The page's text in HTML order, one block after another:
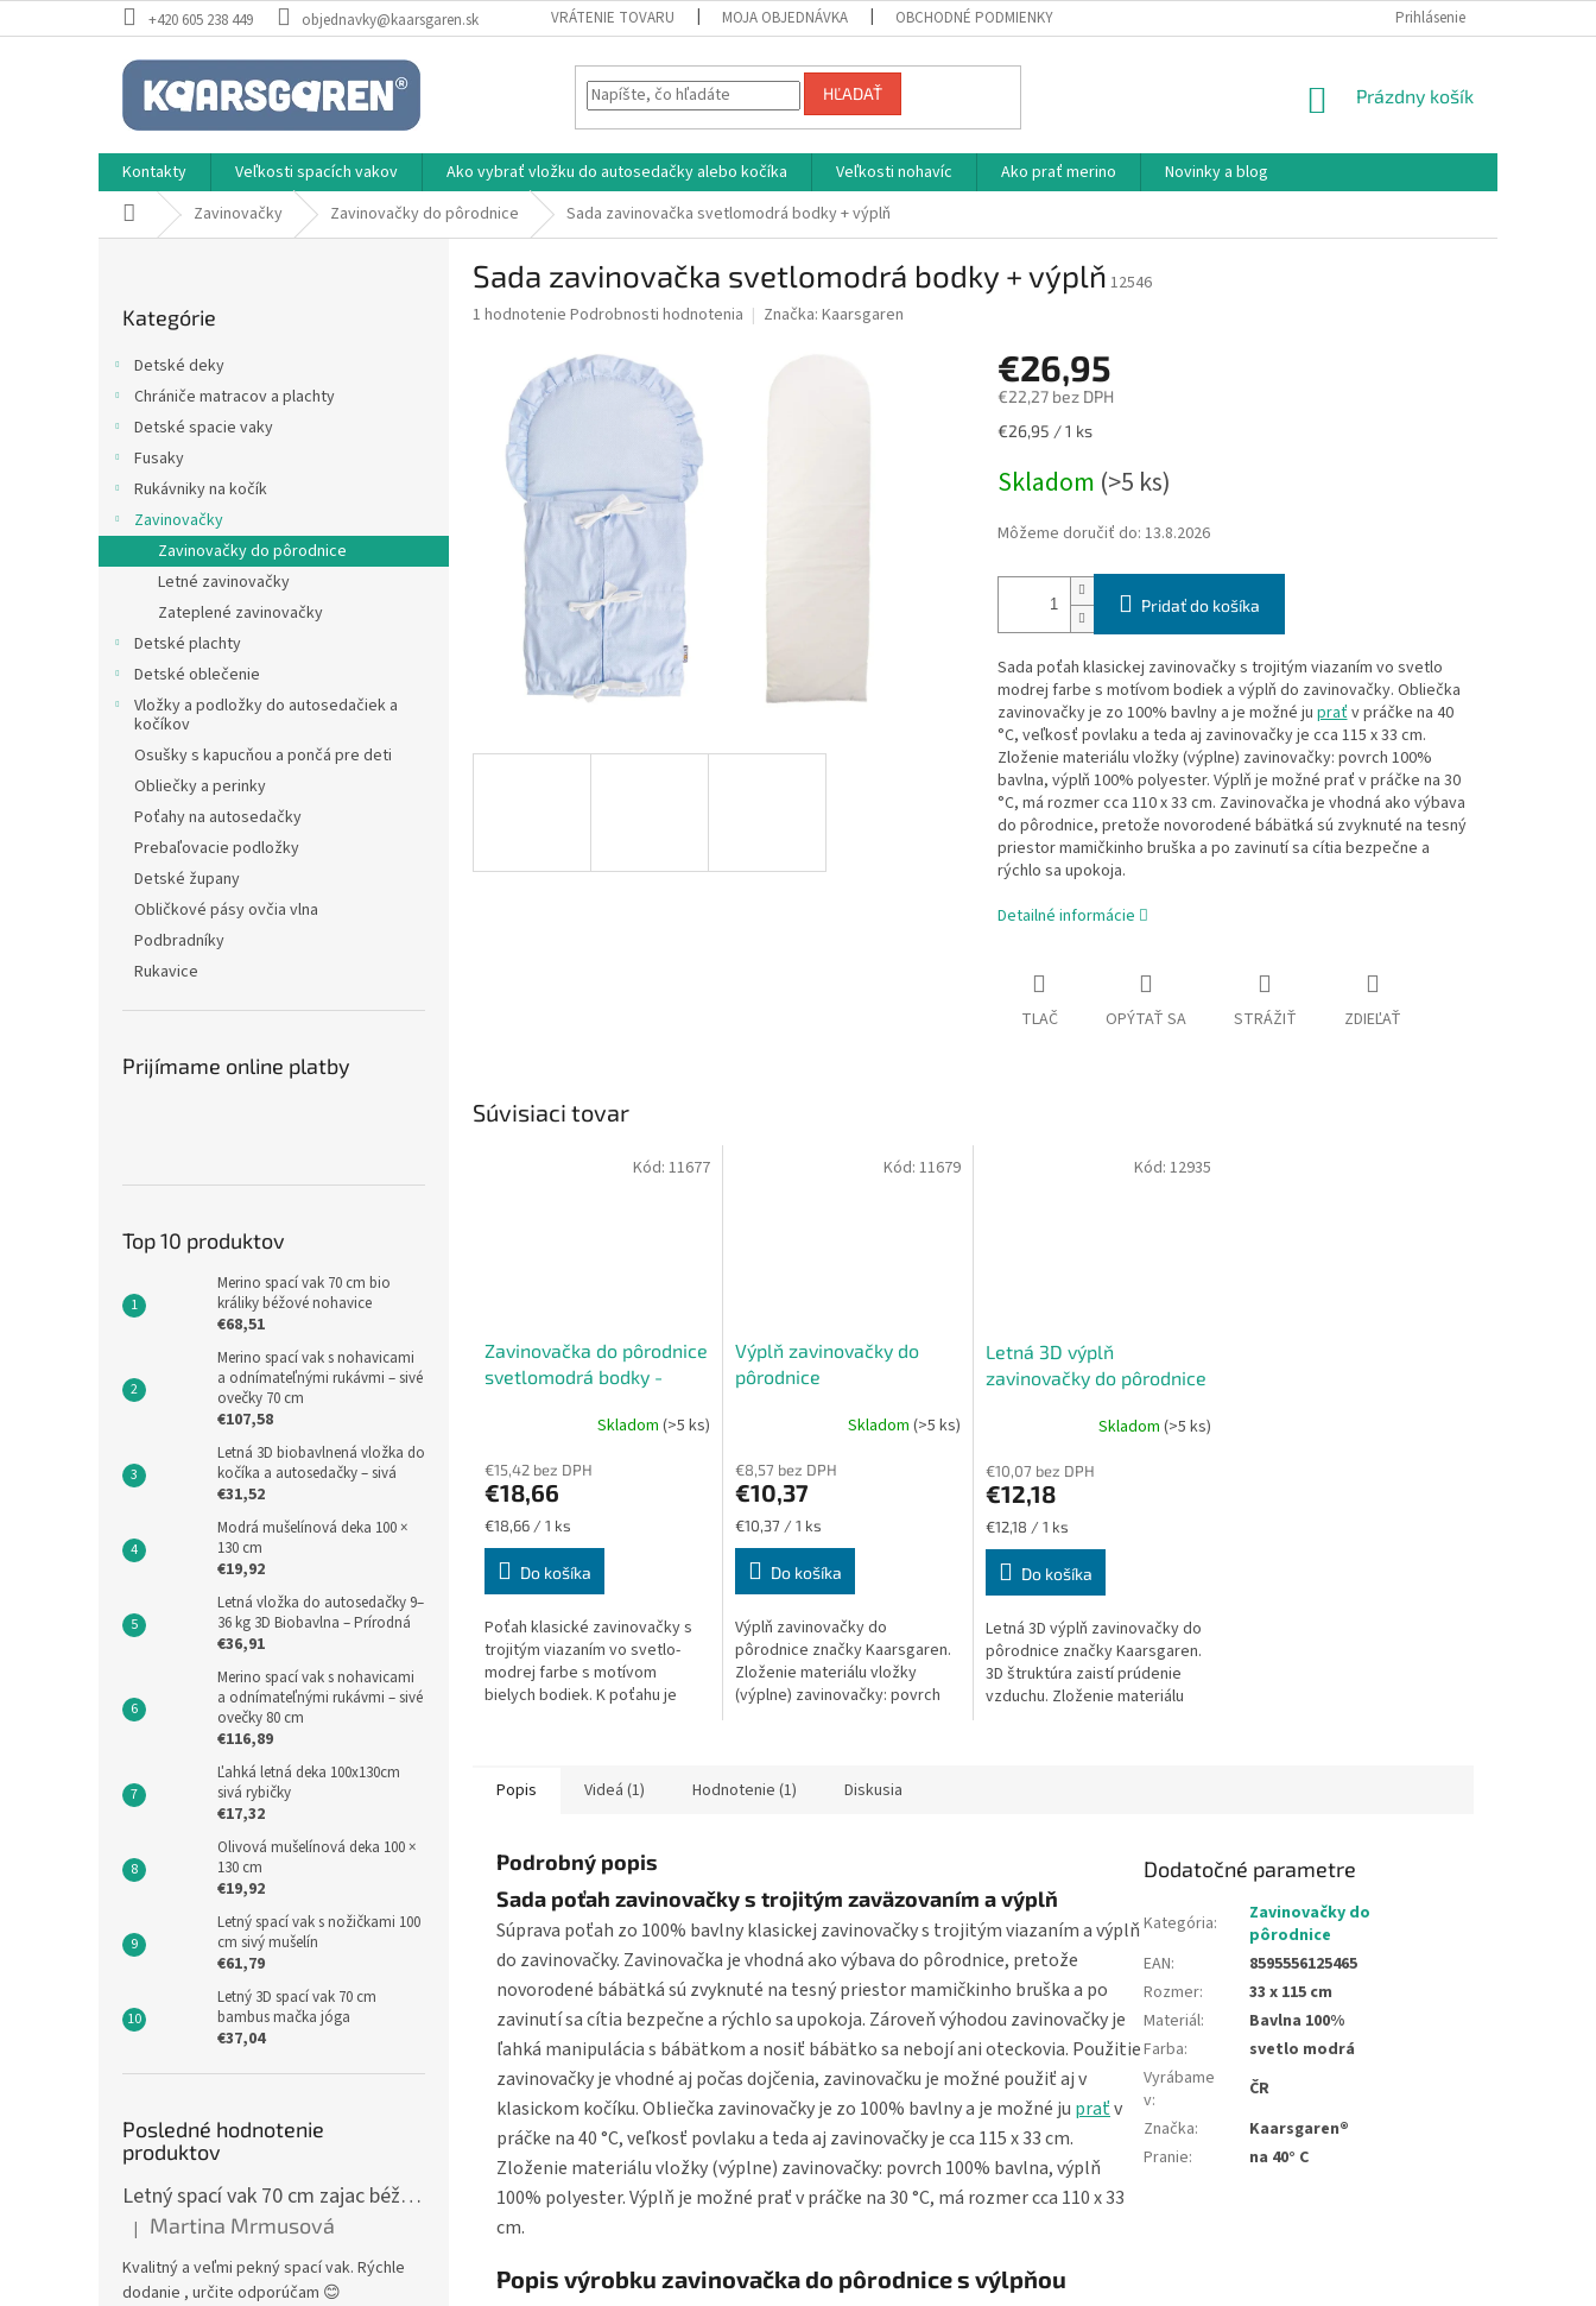
na
+420 605 238 449 objednavky@kaarsgaren.sk VRÁTENIE TOVARU MOJA OBJEDNÁVKA OBCHODNÉ PODMIENKY AKO NAKUPOVAŤ
Prihlásenie
HĽADAŤ
NÁKUPNÝ
Prázdny košík
Kontakty Veľkosti spacích vakov Ako vybrať vložku do autosedačky alebo kočíka Veľkosti nohavíc Ako prať merino
Novinky a blog
Domov Zavinovačky Zavinovačky do pôrodnice Sada zavinovačka svetlomodrá bodky + výplň
kategórie
Kategórie
Detské deky
Chrániče matracov a plachty
Detské spacie vaky
Fusaky
Rukávniky na kočík
Zavinovačky
Zavinovačky do pôrodnice
Letné zavinovačky
Zateplené zavinovačky
Detské plachty
Detské oblečenie
Vložky a podložky do autosedačiek a
kočíkov
Osušky s kapucňou a pončá pre deti
Obliečky a perinky
Poťahy na autosedačky
Prebaľovacie podložky
Detské župany
Obličkové pásy ovčia vlna
Podbradníky
Rukavice
Prijímame online platby
Top 10 produktov
Merino spací vak 70 cm bio
králiky béžové nohavice
€68,51
Merino spací vak s nohavicami
a odnímateľnými rukávmi – sivé
ovečky 70 cm
€107,58
Letná 3D biobavlnená vložka do
kočíka a autosedačky – sivá
€31,52
Modrá mušelínová deka 100 ×
130 cm
€19,92
Letná vložka do autosedačky 9–
36 kg 3D Biobavlna – Prírodná
€36,91
Merino spací vak s nohavicami
a odnímateľnými rukávmi – sivé
ovečky 80 cm
€116,89
Ľahká letná deka 100x130cm
sivá rybičky
€17,32
Olivová mušelínová deka 100 ×
130 cm
€19,92
Letný spací vak s nožičkami 100
cm sivý mušelín
€61,79
Letný 3D spací vak 70 cm
bambus mačka jóga
€37,04
Posledné hodnotenie
produktov
Letný spací vak 70 cm zajac béžový zips na boku
Hodnotenie produktu je 5 z 5 hviezdičiek.
| Martina Mrmusová
Kvalitný a veľmi pekný spací vak. Rýchle
dodanie , určite odporúčam 😊
Sada zavinovačka svetlomodrá bodky + výplň 12546
Priemerné
hviezdičiek.
1 hodnotenie Podrobnosti hodnotenia Značka: Kaarsgaren
€26,95
€22,27 bez DPH
Jednotková
€26,95 / 1 ks
Skladom (>5 ks)
Môžeme doručiť do: 13.8.2026
Pridať do košíka
Sada poťah klasickej zavinovačky s trojitým viazaním vo svetlo
modrej farbe s motívom bodiek a výplň do zavinovačky. Obliečka
zavinovačky je zo 100% bavlny a je možné ju praťv práčke na 40
°C, veľkosť povlaku a teda aj zavinovačky je cca 115 x 33 cm.
Zloženie materiálu vložky (výplne) zavinovačky: povrch 100%
bavlna, výplň 100% polyester. Výplň je možné prať v práčke na 30
°C, má rozmer cca 110 x 33 cm. Zavinovačka je vhodná ako výbava
do pôrodnice, pretože novorodené bábätká sú zvyknuté na tesný
priestor mamičkinho bruška a po zavinutí sa cítia bezpečne a
rýchlo sa upokoja.
Detailné informácie
TLAČ OPÝTAŤ SA STRÁŽIŤ ZDIEĽAŤ
Súvisiaci tovar
Zavinovačka do pôrodnice
svetlomodrá bodky -
produktu
je
5,0
hviezdičiek.
Skladom (>5 ks)
€15,42 bez DPH
€18,66
Jednotková
cena:
€18,66 / 1 ks
Do košíka
Poťah klasické zavinovačky s
trojitým viazaním vo svetlo-
modrej farbe s motívom
bielych bodiek. K poťahu je
Kód: 11677
Výplň zavinovačky do
pôrodnice
produktu
je
5,0
hviezdičiek.
Skladom (>5 ks)
€8,57 bez DPH
€10,37
Jednotková
cena:
€10,37 / 1 ks
Do košíka
Výplň zavinovačky do
pôrodnice značky Kaarsgaren.
Zloženie materiálu vložky
(výplne) zavinovačky: povrch
Kód: 11679
Letná 3D výplň
zavinovačky do pôrodnice
produktu
je
5,0
hviezdičiek.
Skladom(>5 ks)
€10,07 bez DPH
€12,18
Jednotková
cena:
€12,18 / 1 ks
Do košíka
Letná 3D výplň zavinovačky do
pôrodnice značky Kaarsgaren.
3D štruktúra zaistí prúdenie
vzduchu. Zloženie materiálu
Kód:12935
Popis Videá (1) Hodnotenie (1) Diskusia
Podrobný popis
Sada poťah zavinovačky s trojitým zaväzovaním a výplň
Súprava poťah zo 100% bavlny klasickej zavinovačky s trojitým viazaním a výplň
do zavinovačky. Zavinovačka je vhodná ako výbava do pôrodnice, pretože
novorodené bábätká sú zvyknuté na tesný priestor mamičkinho bruška a po
zavinutí sa cítia bezpečne a rýchlo sa upokoja. Zároveň výhodou zavinovačky je
ľahká manipulácia s bábätkom a nosiť bábätko sa nebojí ani oteckovia. Použitie
zavinovačky je vhodné aj počas dojčenia, zavinovačku je možné použiť aj v
klasickom kočíku. Obliečka zavinovačky je zo 100% bavlny a je možné ju praťv
práčke na 40 °C, veľkosť povlaku a teda aj zavinovačky je cca 115 x 33 cm.
Zloženie materiálu vložky (výplne) zavinovačky: povrch 100% bavlna, výplň
100% polyester. Výplň je možné prať v práčke na 30 °C, má rozmer cca 110 x 33
cm.
Popis výrobku zavinovačka do pôrodnice s výlpňou
Dodatočné parametre
Kategória:
Zavinovačky do
pôrodnice
EAN:
8595556125465
Rozmer:
33 x 115 cm
Materiál:
Bavlna 100%
Farba:
svetlo modrá
Vyrábame
v:
ČR
Značka:
Kaarsgaren®
Pranie: na 40° C